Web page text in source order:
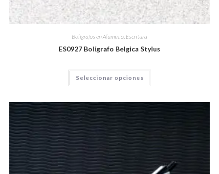
Bolígrafos en Aluminio Escritura
ES0927 Bolígrafo Belgica Stylus
Seleccionar opciones